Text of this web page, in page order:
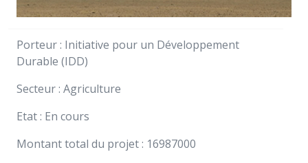
Porteur : Initiative pour un Développement
Durable (IDD)
Secteur : Agriculture
Etat : En cours
Montant total du projet : 16987000